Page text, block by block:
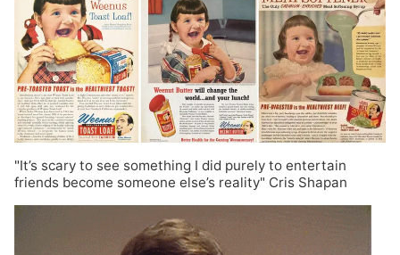
"It’s scary to see something I did purely to entertain
friends become someone else’s reality" Cris Shapan